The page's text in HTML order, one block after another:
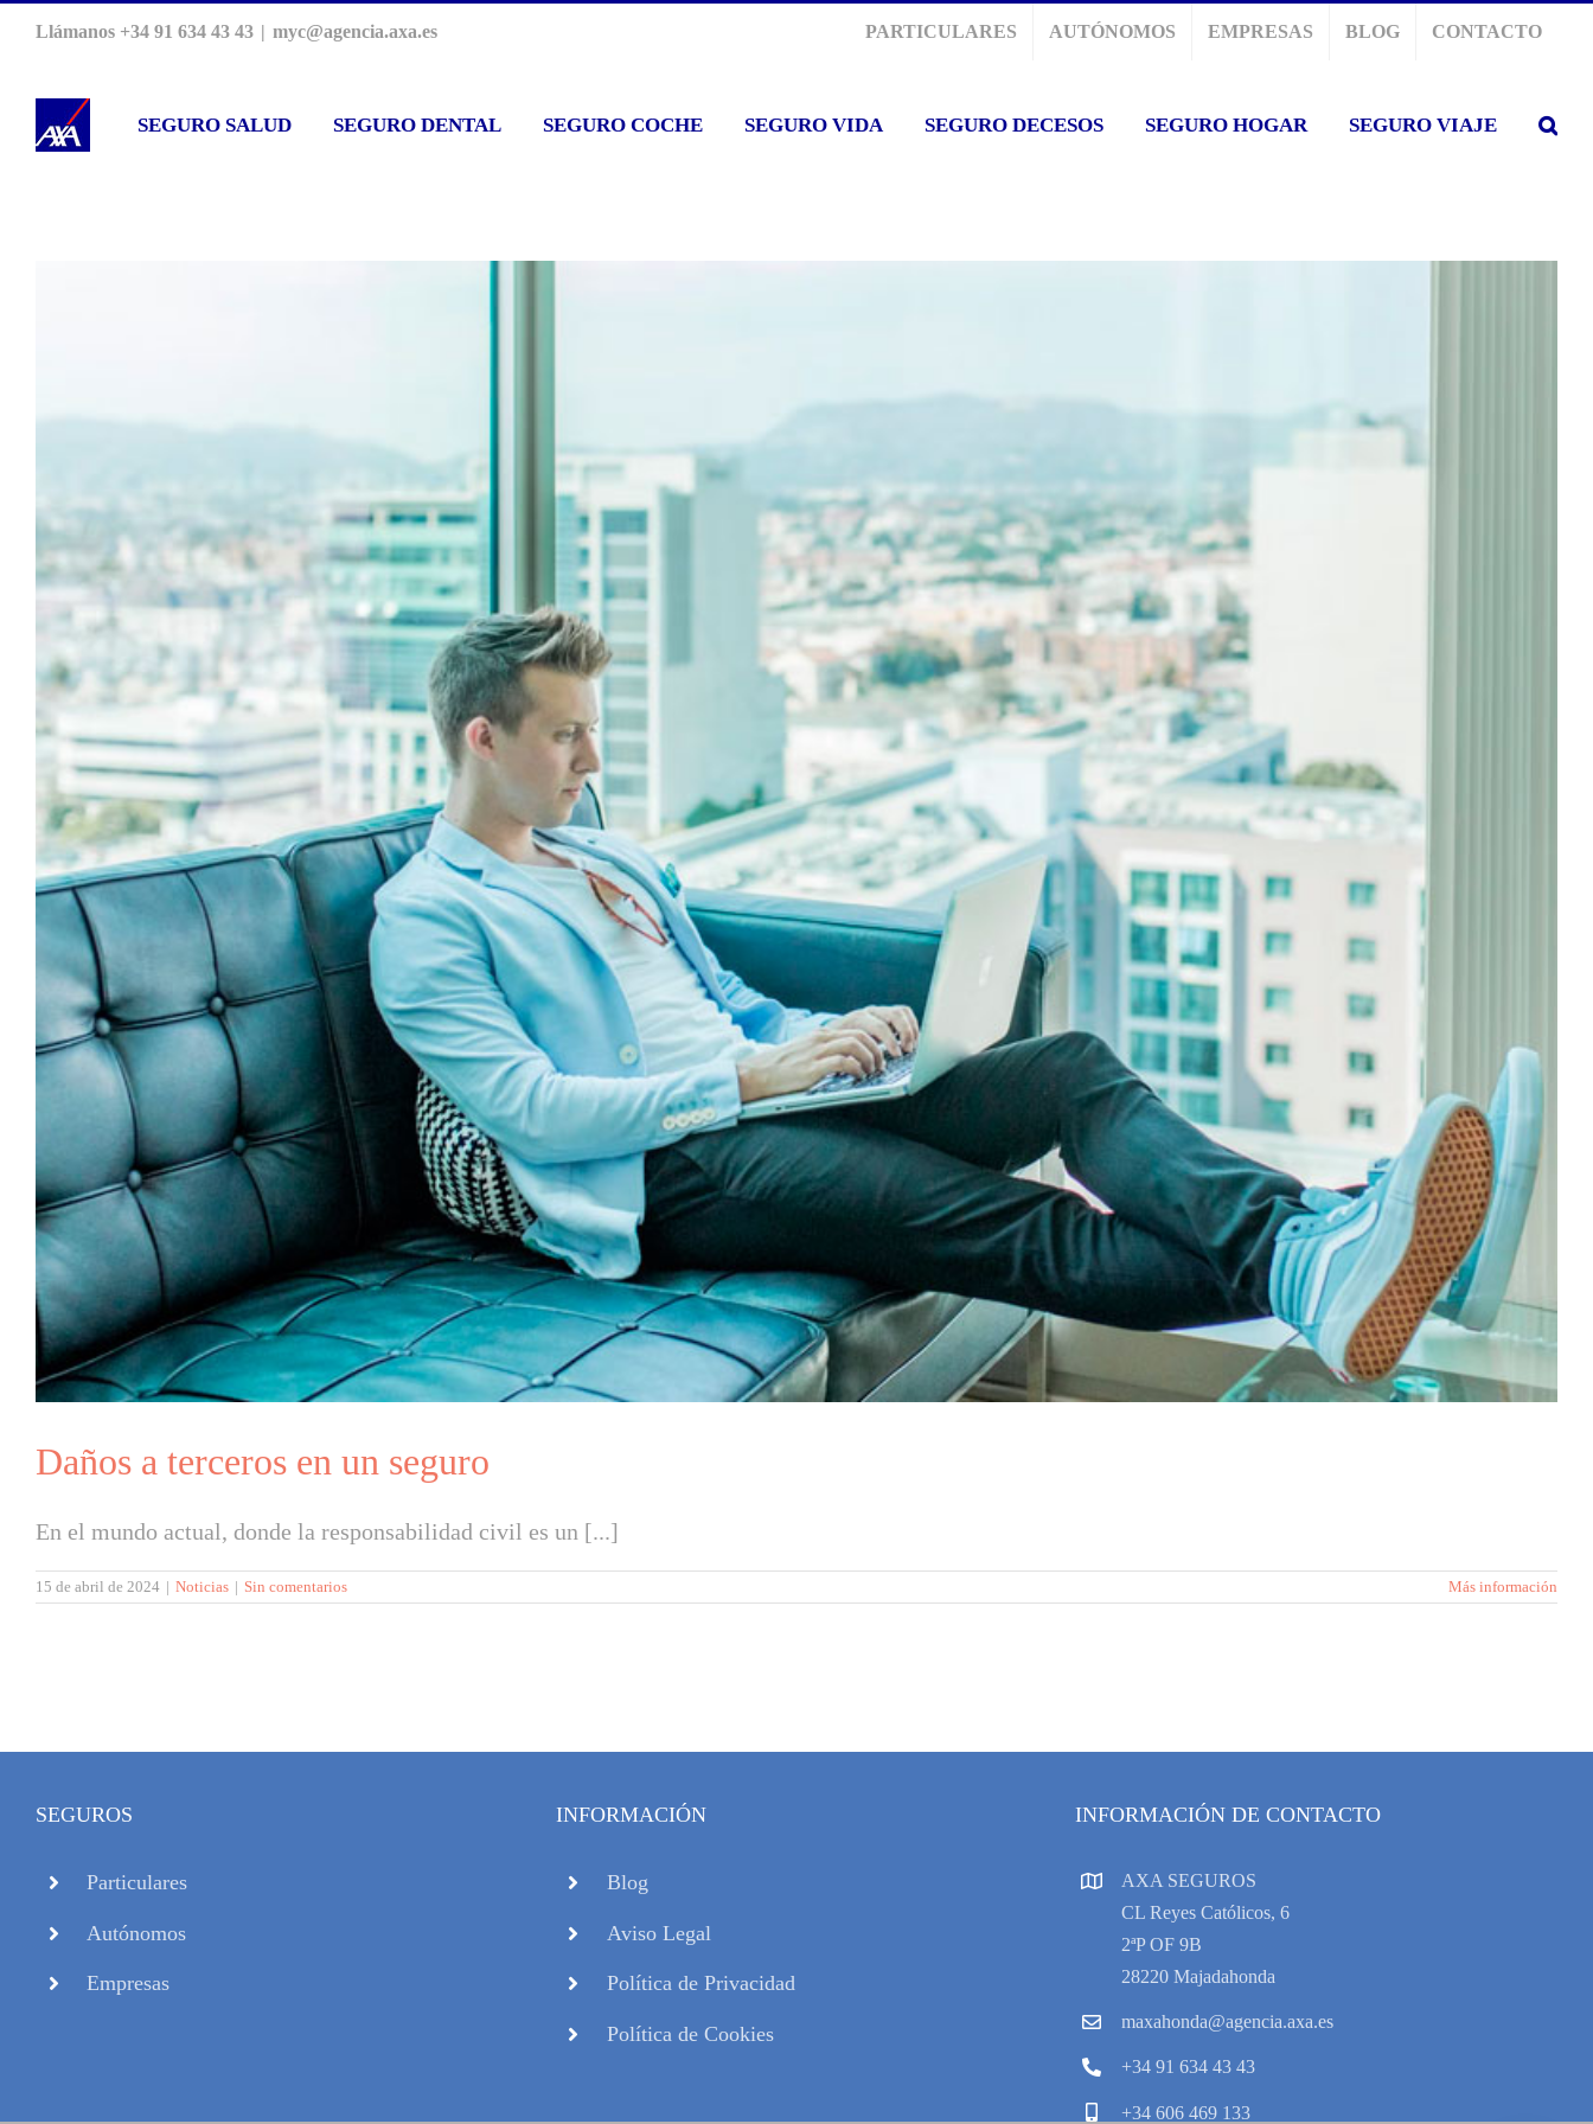
Llámanos +34 91 634 43 43 | myc@agencia.axa.es PARTICULARES AUTÓNOMOS EMPRESAS BLOG CONTACTO
SEGURO SALUD SEGURO DENTAL SEGURO COCHE SEGURO VIDA SEGURO DECESOS SEGURO HOGAR SEGURO VIAJE
Daños a terceros en un seguro
En el mundo actual, donde la responsabilidad civil es un [...]
15 de abril de 2024 | Noticias | Sin comentarios Más información
SEGUROS
Particulares
Autónomos
Empresas
INFORMACIÓN
Blog
Aviso Legal
Política de Privacidad
Política de Cookies
INFORMACIÓN DE CONTACTO
AXA SEGUROS
CL Reyes Católicos, 6
2ªP OF 9B
28220 Majadahonda
maxahonda@agencia.axa.es
+34 91 634 43 43
+34 606 469 133